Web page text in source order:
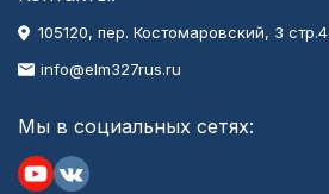
105120, пер. Костомаровский, 3 стр.4
info@elm327rus.ru
Мы в социальных сетях: